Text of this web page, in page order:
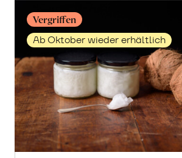
Vergriffen
Ab Oktober wieder erhältlich